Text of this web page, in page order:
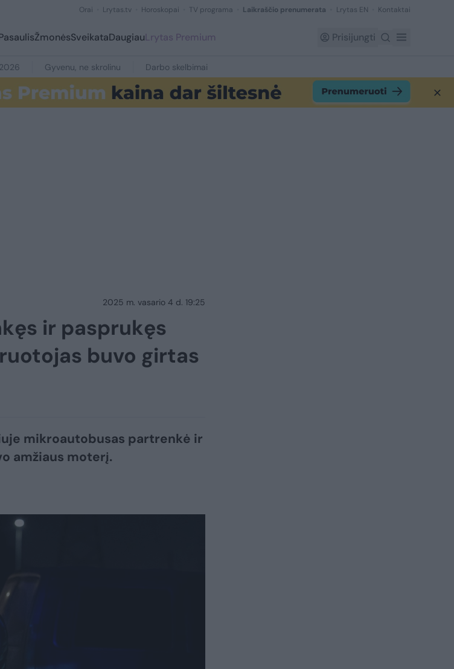
Orai Lrytas.tv Horoskopai TV programa Laikraščio prenumerata Lrytas EN Kontaktai
ŽmonėsSveikataDaugiauLrytas Premium Prisijungti
Gyvenu, ne skrolinu Darbo skelbimai
2025 m. vasario 4 d. 19:25
ir pasprukęs
buvo girtas
mikroautobusas partrenkė ir
amžiaus moterį.